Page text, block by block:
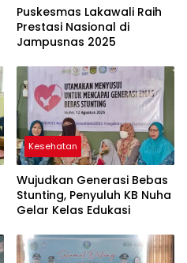
Puskesmas Lakawali Raih
Prestasi Nasional di
Jampusnas 2025
Kesehatan
Wujudkan Generasi Bebas
Stunting, Penyuluh KB Nuha
Gelar Kelas Edukasi